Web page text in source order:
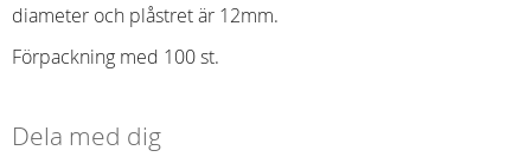
diameter och plåstret är 12mm.
Förpackning med 100 st.
Dela med dig